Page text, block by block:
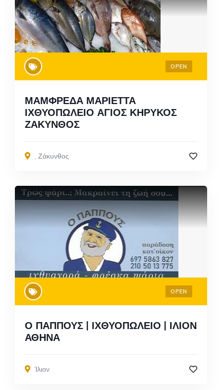
OPEN
ΜΑΜΦΡΕΔΑ ΜΑΡΙΕΤΤΑ
ΙΧΘΥΟΠΩΛΕΙΟ ΑΓΙΟΣ ΚΗΡΥΚΟΣ
ΖΑΚΥΝΘΟΣ
, Ζάκυνθος
OPEN
Ο ΠΑΠΠΟΥΣ | ΙΧΘΥΟΠΩΛΕΙΟ | ΙΛΙΟΝ
ΑΘΗΝΑ
Ίλιον